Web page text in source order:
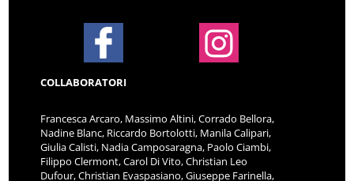
COLLABORATORI
Francesca Arcaro, Massimo Altini, Corrado Bellora,
Nadine Blanc, Riccardo Bortolotti, Manila Calipari,
Giulia Calisti, Nadia Camposaragna, Paolo Ciambi,
Filippo Clermont, Carol Di Vito, Christian Leo
Dufour, Christian Evaspasiano, Giuseppe Farinella,